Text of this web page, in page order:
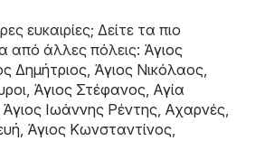
ευκαιρίες; Δείτε τα πιο
από άλλες πόλεις: Άγιος
Δημήτριος, Άγιος Νικόλαος,
, Άγιος Στέφανος, Αγία
Άγιος Ιωάννης Ρέντης, Αχαρνές,
, Άγιος Κωνσταντίνος,